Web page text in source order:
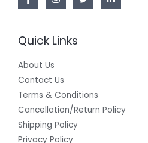
Quick Links
About Us
Contact Us
Terms & Conditions
Cancellation/Return Policy
Shipping Policy
Privacy Policy